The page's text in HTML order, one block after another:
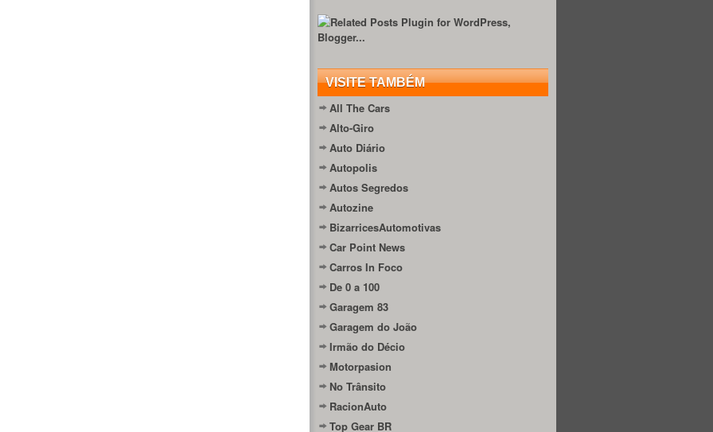
VISITE TAMBÉM
All The Cars
Alto-Giro
Auto Diário
Autopolis
Autos Segredos
Autozine
BizarricesAutomotivas
Car Point News
Carros In Foco
De 0 a 100
Garagem 83
Garagem do João
Irmão do Décio
Motorpasion
No Trânsito
RacionAuto
Top Gear BR